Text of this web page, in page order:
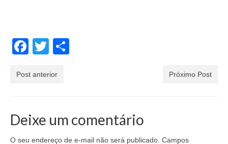
Facebook
Twitter
Post anterior Próximo Post
Deixe um comentário
O seu endereço de e-mail não será publicado. Campos